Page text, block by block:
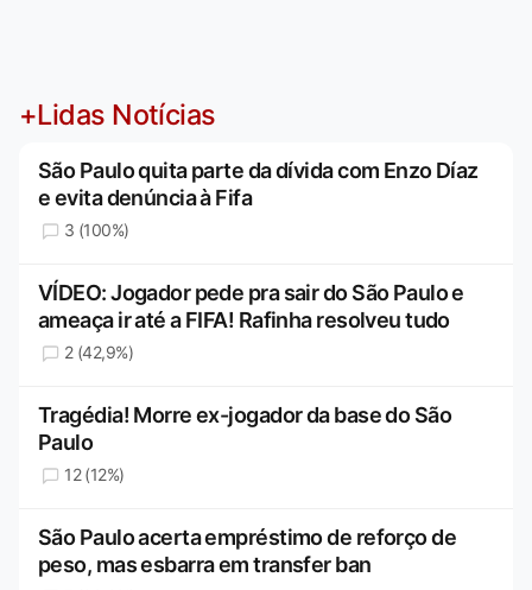
+Lidas Notícias
São Paulo quita parte da dívida com Enzo Díaz
e evita denúncia à Fifa
3 (100%)
VÍDEO: Jogador pede pra sair do São Paulo e
ameaça ir até a FIFA! Rafinha resolveu tudo
2 (42,9%)
Tragédia! Morre ex-jogador da base do São
Paulo
12 (12%)
São Paulo acerta empréstimo de reforço de
peso, mas esbarra em transfer ban